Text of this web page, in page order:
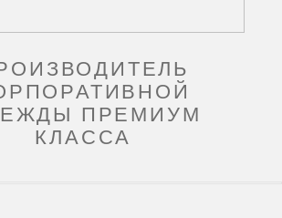
ПРЕМИУМ
КЛАССА